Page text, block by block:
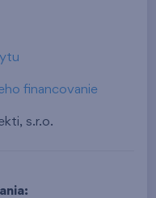
financovanie
s.r.o.